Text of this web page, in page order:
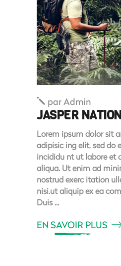
parAdmin
JASPER
Lorem ipsum dolor sit
adipisic ing elit, sed do
incididu nt ut labore et
aliqua. Ut enim ad
nostrud exerc itation
nisi.ut aliquip ex ea
Duis
EN SAVOIR PLUS